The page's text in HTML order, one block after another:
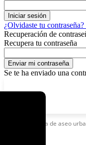
¿Olvidaste tu
Recuperación de
Recupera tu contraseña
Se te ha enviado una
Tasa de aseo